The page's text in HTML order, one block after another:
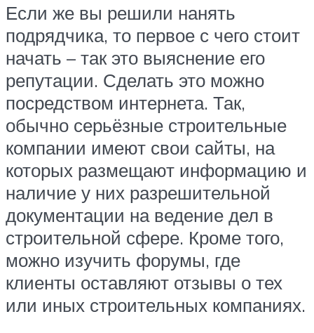
Если же вы решили нанять
подрядчика, то первое с чего стоит
начать – так это выяснение его
репутации. Сделать это можно
посредством интернета. Так,
обычно серьёзные строительные
компании имеют свои сайты, на
которых размещают информацию и
наличие у них разрешительной
документации на ведение дел в
строительной сфере. Кроме того,
можно изучить форумы, где
клиенты оставляют отзывы о тех
или иных строительных компаниях.